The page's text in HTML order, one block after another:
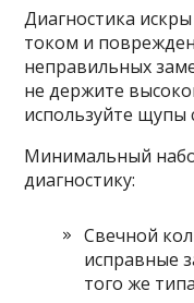
Диагностика
током и
неправильных
не держите
используйте щупы
Минимальный
диагностику:
Свечной
исправные
того же